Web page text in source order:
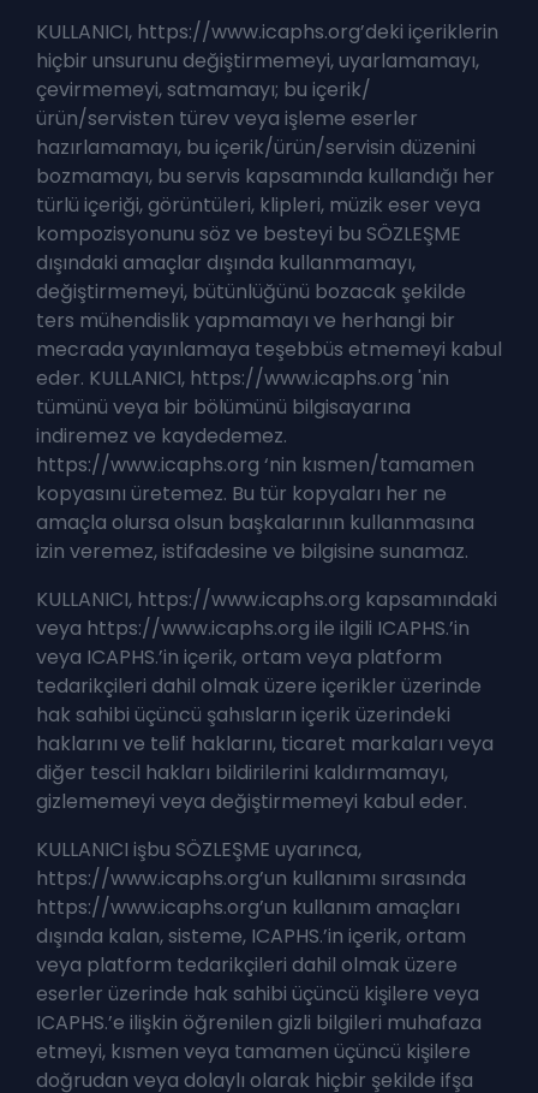
KULLANICI, https://www.icaphs.org’deki içeriklerin
hiçbir unsurunu değiştirmemeyi, uyarlamamayı,
çevirmemeyi, satmamayı; bu içerik/
ürün/servisten türev veya işleme eserler
hazırlamamayı, bu içerik/ürün/servisin düzenini
bozmamayı, bu servis kapsamında kullandığı her
türlü içeriği, görüntüleri, klipleri, müzik eser veya
kompozisyonunu söz ve besteyi bu SÖZLEŞME
dışındaki amaçlar dışında kullanmamayı,
değiştirmemeyi, bütünlüğünü bozacak şekilde
ters mühendislik yapmamayı ve herhangi bir
mecrada yayınlamaya teşebbüs etmemeyi kabul
eder. KULLANICI, https://www.icaphs.org 'nin
tümünü veya bir bölümünü bilgisayarına
indiremez ve kaydedemez.
https://www.icaphs.org ‘nin kısmen/tamamen
kopyasını üretemez. Bu tür kopyaları her ne
amaçla olursa olsun başkalarının kullanmasına
izin veremez, istifadesine ve bilgisine sunamaz.
KULLANICI, https://www.icaphs.org kapsamındaki
veya https://www.icaphs.org ile ilgili ICAPHS.’in
veya ICAPHS.’in içerik, ortam veya platform
tedarikçileri dahil olmak üzere içerikler üzerinde
hak sahibi üçüncü şahısların içerik üzerindeki
haklarını ve telif haklarını, ticaret markaları veya
diğer tescil hakları bildirilerini kaldırmamayı,
gizlememeyi veya değiştirmemeyi kabul eder.
KULLANICI işbu SÖZLEŞME uyarınca,
https://www.icaphs.org’un kullanımı sırasında
https://www.icaphs.org’un kullanım amaçları
dışında kalan, sisteme, ICAPHS.’in içerik, ortam
veya platform tedarikçileri dahil olmak üzere
eserler üzerinde hak sahibi üçüncü kişilere veya
ICAPHS.’e ilişkin öğrenilen gizli bilgileri muhafaza
etmeyi, kısmen veya tamamen üçüncü kişilere
doğrudan veya dolaylı olarak hiçbir şekilde ifşa